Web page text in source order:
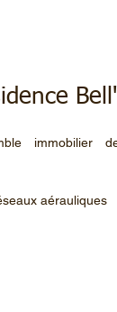
Bell'
immobilier
aérauliques